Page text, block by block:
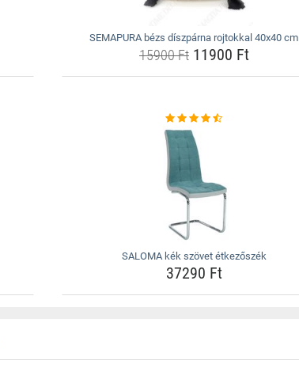
SEMAPURA bézs díszpárna rojtokkal 40x40 cm
15900 Ft11900 Ft
SALOMA kék szövet étkezőszék
37290 Ft